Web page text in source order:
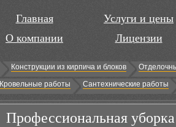
Главная
О компании
Услуги и цены
Лицензии
Конструкции из кирпича и блоков
Кровельные работы Сантехнические работы
Профессиональная